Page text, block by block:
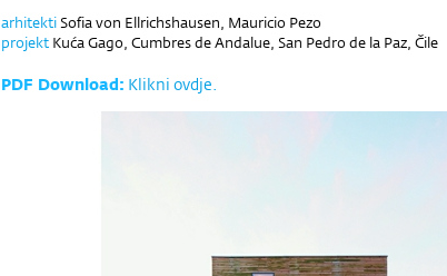
arhitektiSofia von Ellrichshausen, Mauricio Pezo
projekt Kuća Gago, Cumbres de Andalue, San Pedro de la Paz, Čile
PDF Download: Klikni ovdje.